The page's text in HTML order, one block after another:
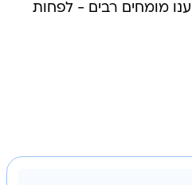
מומחים רבים - לפחות